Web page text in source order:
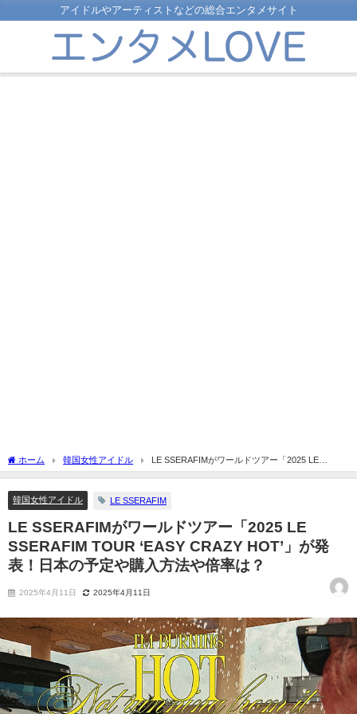
アイドルやアーティストなどの総合エンタメサイト
ホーム 韓国女性アイドル
LE SSERAFIMがワールドツアー「2025 LE
SSERAFIM TOUR ‘EASY CRAZY HOT’」が発表！日本の予定や購入方法や倍率は？
韓国女性アイドル LE SSERAFIM
LE SSERAFIMがワールドツアー「2025 LE
SSERAFIM TOUR ‘EASY CRAZY HOT’」が発
表！日本の予定や購入方法や倍率は？
2025年4月11日 2025年4月11日